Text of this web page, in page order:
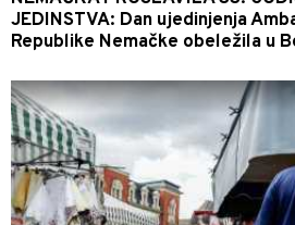
JEDINSTVA: Dan ujedinjenja
Republike Nemačke obeležila u